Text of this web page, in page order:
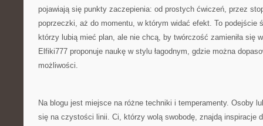
pojawiają się punkty zaczepienia: od prostych ćwiczeń, przez
poprzeczki, aż do momentu, w którym widać efekt. To podejście
którzy lubią mieć plan, ale nie chcą, by twórczość zamieniła się
Elfiki777 proponuje naukę w stylu łagodnym, gdzie można
możliwości.
Na blogu jest miejsce na różne techniki i temperamenty. Osoby
się na czystości linii. Ci, którzy wolą swobodę, znajdą inspiracje